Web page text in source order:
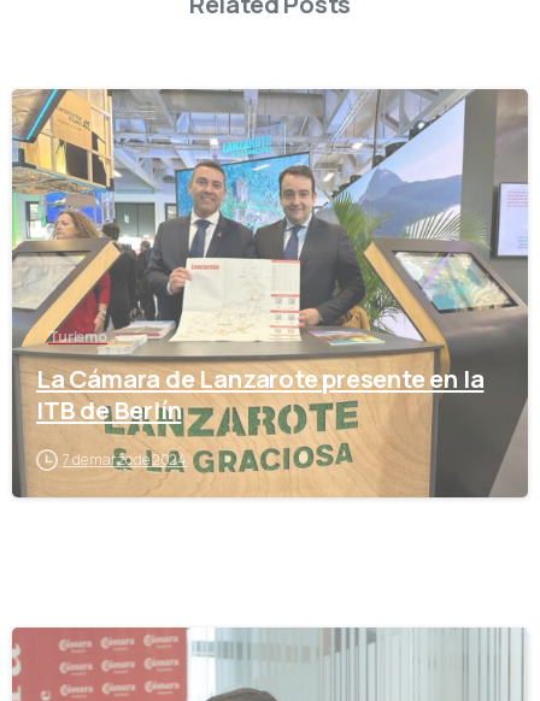
Turismo
La Cámara de Lanzarote presente en la
ITB de Berlín
7 de marzo de 2024